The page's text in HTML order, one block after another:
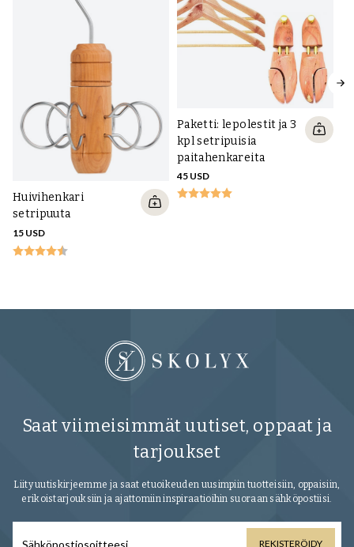
Huivihenkari
setripuuta
15 USD
Paketti: lepolestit ja 3
kpl setripuisia
paitahenkareita
45 USD
Saat viimeisimmät uutiset, oppaat ja
tarjoukset
Liity uutiskirjeemme ja saat etuoikeuden uusimpiin tuotteisiin, oppaisiin,
erikoistarjouksiin ja ajattomiin inspiraatioihin suoraan sähköpostiisi.
REKISTERÖIDY